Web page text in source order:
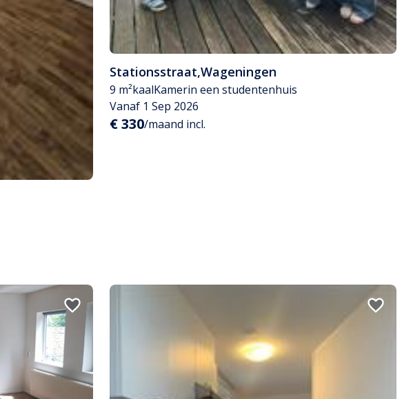
Stationsstraat,Wageningen
9 m²kaalKamerin een studentenhuis
Vanaf 1 Sep 2026
€ 330/maand incl.